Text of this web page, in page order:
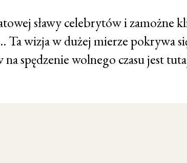
sławy celebrytów i zamożne
wizja w dużej mierze pokrywa
spędzenie wolnego czasu jest